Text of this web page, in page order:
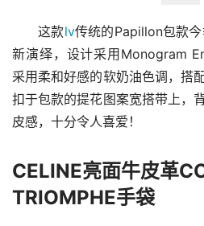
这款lv传统的Papillon包款
新演绎，设计采用Monogram
采用柔和好感的软奶油色调，搭
扣于包款的提花图案宽搭带上，
皮感，十分令人喜爱！
CELINE亮面牛皮革
TRIOMPHE手袋